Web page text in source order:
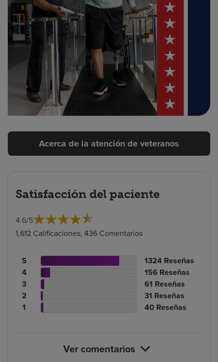
Acerca de la atención de veteranos
Satisfacción del paciente
4.6/5
1,612 Calificaciones, 436 Comentarios
Recuento
de
calificaciones
de
pacientes
5
N.º
de
reseñas
1324 Reseñas
Recuento
de
calificaciones
de
4
N.º
de
reseñas
156 Reseñas
Recuento
de
calificaciones
3
N.º
de
reseñas
61 Reseñas
Recuento
de
2
N.º
de
31 Reseñas
Recuento
1
N.º
40 Reseñas
Ver comentarios